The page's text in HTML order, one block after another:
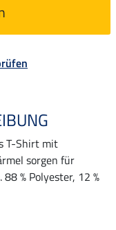
T-Shirt mit
sorgen für
% Polyester, 12 %